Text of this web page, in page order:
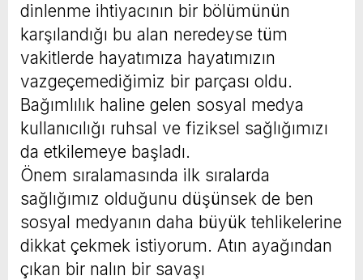
dinlenme ihtiyacının bir bölümünün
karşılandığı bu alan neredeyse tüm
vakitlerde hayatımıza hayatımızın
vazgeçemediğimiz bir parçası oldu.
Bağımlılık haline gelen sosyal medya
kullanıcılığı ruhsal ve fiziksel sağlığımızı
da etkilemeye başladı.
Önem sıralamasında ilk sıralarda
sağlığımız olduğunu düşünsek de ben
sosyal medyanın daha büyük tehlikelerine
dikkat çekmek istiyorum. Atın ayağından
çıkan bir nalın bir savaşı